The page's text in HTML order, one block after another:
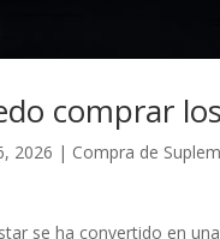
comprar
2026 | Compra de
se ha convertido en